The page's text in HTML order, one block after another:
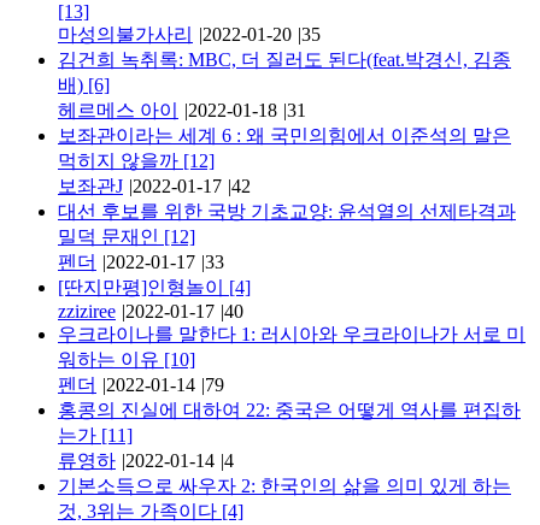
[13]
마성의불가사리
|2022-01-20 |35
김건희 녹취록: MBC, 더 질러도 된다(feat.박경신, 김종
배) [6]
헤르메스 아이
|2022-01-18 |31
보좌관이라는 세계 6 : 왜 국민의힘에서 이준석의 말은
먹히지 않을까 [12]
보좌관J |2022-01-17 |42
대선 후보를 위한 국방 기초교양: 윤석열의 선제타격과
밀덕 문재인 [12]
펜더 |2022-01-17 |33
[딴지만평]인형놀이 [4]
zziziree |2022-01-17 |40
우크라이나를 말한다 1: 러시아와 우크라이나가 서로 미
워하는 이유 [10]
펜더 |2022-01-14 |79
홍콩의 진실에 대하여 22: 중국은 어떻게 역사를 편집하
는가 [11]
류영하 |2022-01-14 |4
기본소득으로 싸우자 2: 한국인의 삶을 의미 있게 하는
것, 3위는 가족이다 [4]